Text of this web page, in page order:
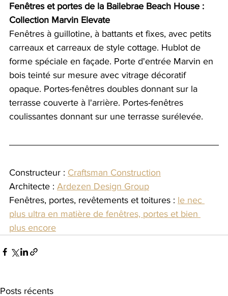
Fenêtres et portes de la Bailebrae Beach House :
Collection Marvin Elevate
Fenêtres à guillotine, à battants et fixes, avec petits
carreaux et carreaux de style cottage. Hublot de
forme spéciale en façade. Porte d'entrée Marvin en
bois teinté sur mesure avec vitrage décoratif
opaque. Portes-fenêtres doubles donnant sur la
terrasse couverte à l'arrière. Portes-fenêtres
coulissantes donnant sur une terrasse surélevée.
Constructeur : Craftsman Construction
Architecte : Ardezen Design Group
Fenêtres, portes, revêtements et toitures : le nec
plus ultra en matière de fenêtres, portes et bien
plus encore
Posts récents